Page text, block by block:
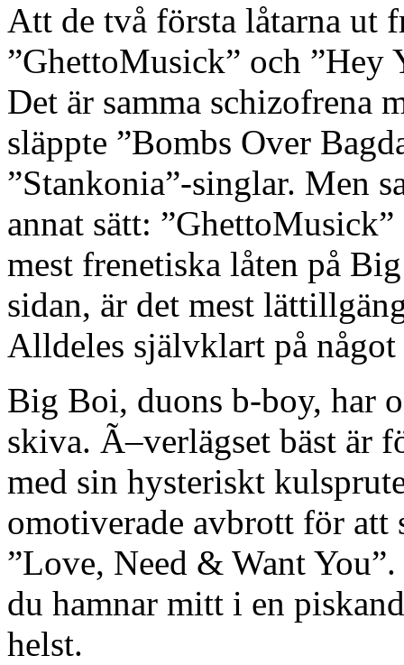
Att de två första låtarna ut
”GhettoMusick” och ”Hey
Det är samma schizofrena
släppte ”Bombs Over
”Stankonia”-singlar. Men
annat sätt:
mest frenetiska låten på
sidan, är det mest
Alldeles självklart på något
Big Boi, duons b-boy, har
skiva. Ã–verlägset bäst är
med sin hysteriskt
omotiverade avbrott för att
”Love, Need & Want
du hamnar mitt i en
helst.